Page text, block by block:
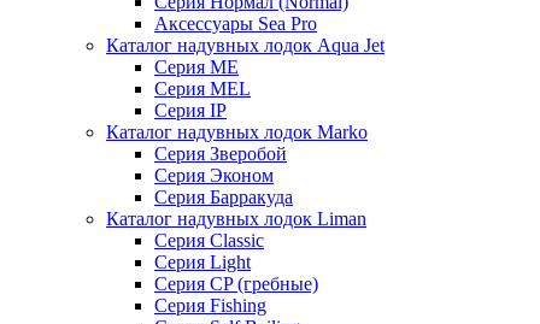
Аксессуары Sea Pro
Каталог надувных лодок Aqua Jet
Серия ME
Серия MEL
Серия IP
Каталог надувных лодок Marko
Серия Зверобой
Серия Эконом
Серия Барракуда
Каталог надувных лодок Liman
Серия Classic
Серия Light
Серия CP (гребные)
Серия Fishing